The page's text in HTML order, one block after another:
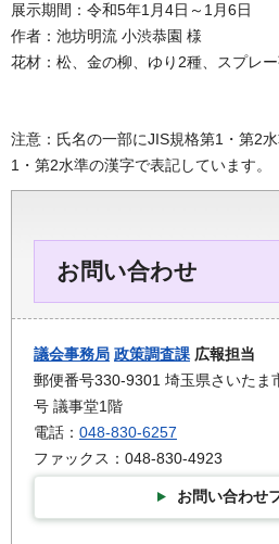
展示期間：令和5年1月4日～1月6日
作者：池坊明流 小渋恭園 様
花材：松、金の柳、ゆり2種、スプレ
注意：氏名の一部にJIS規格第1・第2
1・第2水準の漢字で表記しています。
お問い合わせ
議会事務局 政策調査課 広報担当
郵便番号330-9301 埼玉県さいたま
号 議事堂1階
電話： 048-830-6257
ファックス：048-830-4923
お問い合わせ